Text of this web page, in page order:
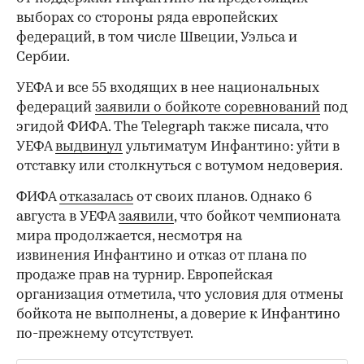
выборах со стороны ряда европейских
федераций, в том числе Швеции, Уэльса и
Сербии.
УЕФА и все 55 входящих в нее национальных
федераций заявили о бойкоте соревнований под
эгидой ФИФА. The Telegraph также писала, что
УЕФАвыдвинул ультиматум Инфантино: уйти в
отставку или столкнуться с вотумом недоверия.
ФИФАотказалась от своих планов. Однако 6
августа в УЕФАзаявили, что бойкот чемпионата
мира продолжается, несмотря на
извинения Инфантино и отказ от плана по
продаже прав на турнир. Европейская
организация отметила, что условия для отмены
бойкота не выполнены, а доверие к Инфантино
по-прежнему отсутствует.